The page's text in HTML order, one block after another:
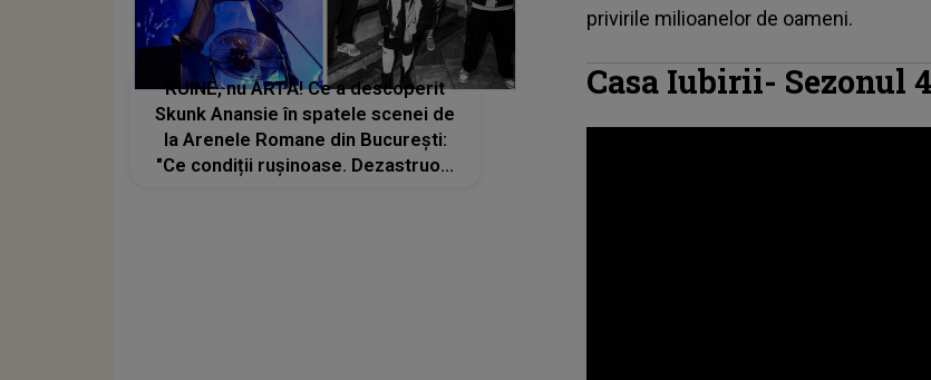
privirile milioanelor de oameni.
Casa Iubirii- Sezonul 4
RUINE, nu ARTĂ! Ce a descoperit
Skunk Anansie în spatele scenei de
la Arenele Romane din București:
"Ce condiții rușinoase. Dezastruos!